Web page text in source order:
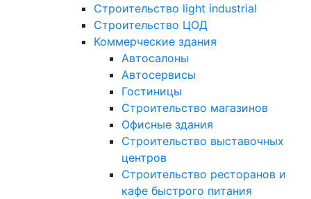
Строительство light industrial
Строительство ЦОД
Коммерческие здания
Автосалоны
Автосервисы
Гостиницы
Строительство магазинов
Офисные здания
Строительство выставочных
центров
Строительство ресторанов и
кафе быстрого питания